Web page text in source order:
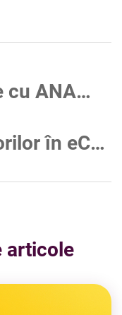
Cum eviți problemele cu ANAF? Ghidul complet pentru comerț online legal
Avantajele producătorilor în eCommerce
articole